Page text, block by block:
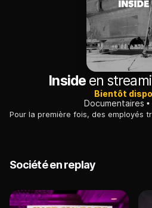
Insideen
Bientôt
Documentaires
Société en replay